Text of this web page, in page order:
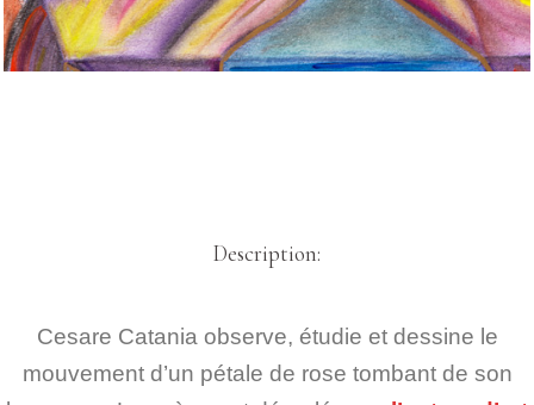
Description:
Cesare Catania observe, étudie et dessine le
mouvement d’un pétale de rose tombant de son